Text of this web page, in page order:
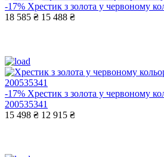
-17% Хрестик з золота у червоному
18 585 ₴ 15 488 ₴
-17% Хрестик з золота у червоному
200535341
15 498 ₴ 12 915 ₴